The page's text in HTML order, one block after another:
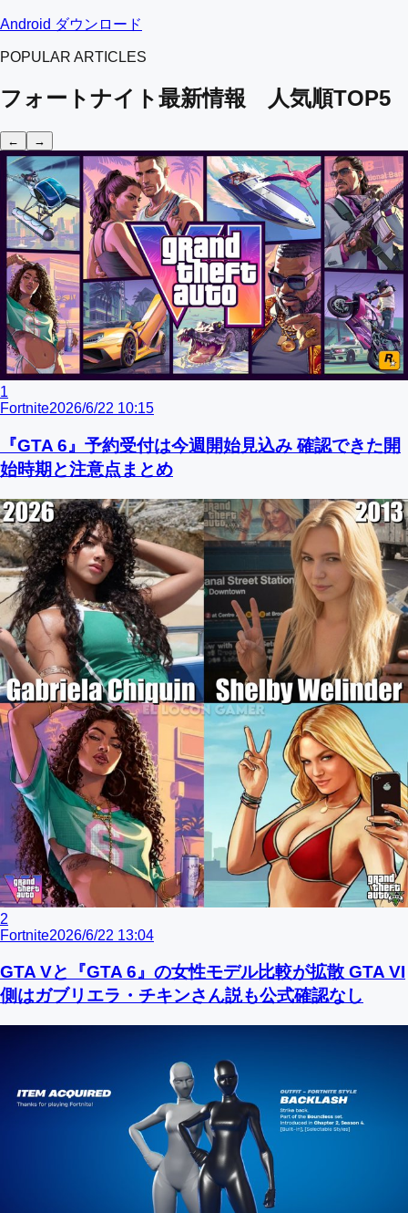
Android ダウンロード
POPULAR ARTICLES
フォートナイト最新情報 人気順TOP5
← →
1
Fortnite2026/6/22 10:15
『GTA 6』予約受付は今週開始見込み 確認できた開
始時期と注意点まとめ
2
Fortnite2026/6/22 13:04
GTA Vと『GTA 6』の女性モデル比較が拡散 GTA VI
側はガブリエラ・チキンさん説も公式確認なし